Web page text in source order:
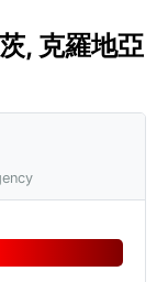
, 克羅地亞